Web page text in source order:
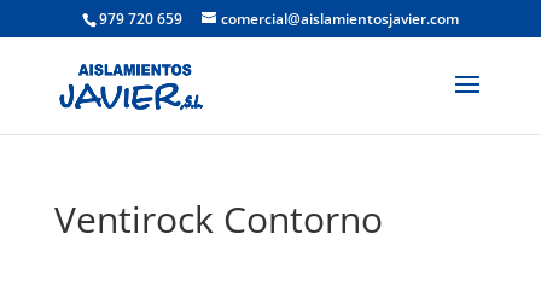
979 720 659 comercial@aislamientosjavier.com
Ventirock Contorno